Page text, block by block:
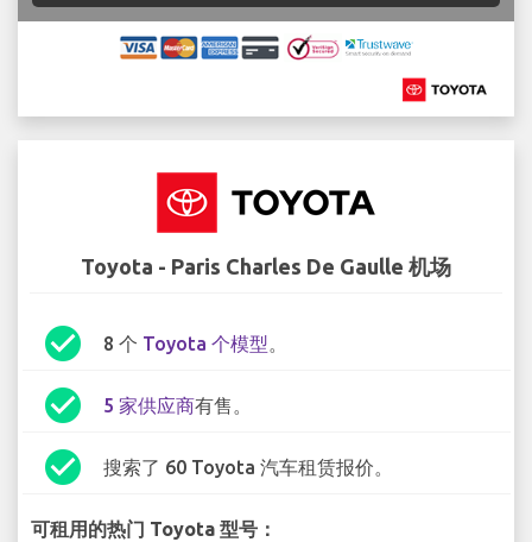
Toyota - Paris Charles De Gaulle 机场
check_circle 8 个 Toyota 个模型。
check_circle 5 家供应商有售。
check_circle 搜索了 60 Toyota 汽车租赁报价。
可租用的热门 Toyota 型号：